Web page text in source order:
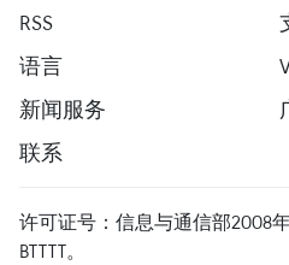
RSS
语言
新闻服务
联系
许可证号：信息与通信部2008
BTTTT。